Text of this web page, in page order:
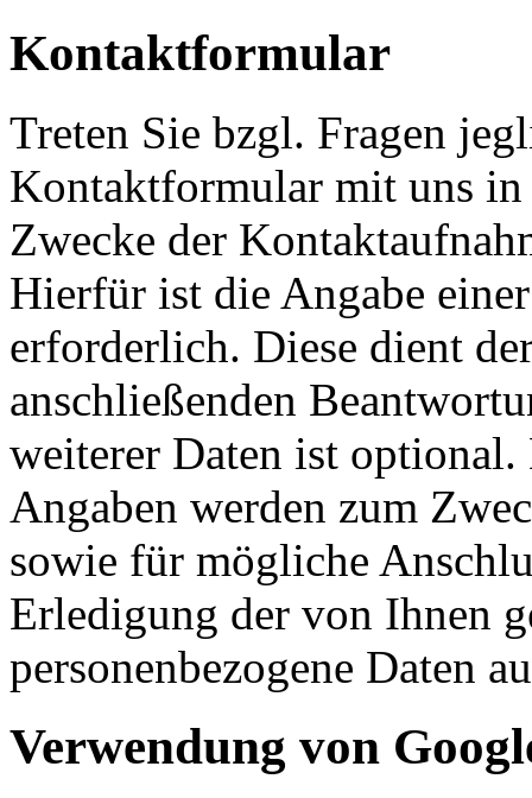
Kontaktformular
Treten Sie bzgl. Fragen
Kontaktformular mit uns
Zwecke der
Hierfür ist die Angabe
erforderlich. Diese dient
anschließenden
weiterer Daten ist
Angaben werden zum
sowie für mögliche
Erledigung der von Ihnen
personenbezogene Daten
Verwendung von